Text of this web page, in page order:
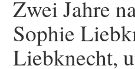
Zwei Jahre
Sophie
Liebknecht,